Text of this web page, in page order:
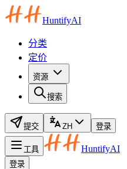
HuntifyAI
分类
定价
资源
搜索
提交 ZH 登录
工具 HuntifyAI
登录